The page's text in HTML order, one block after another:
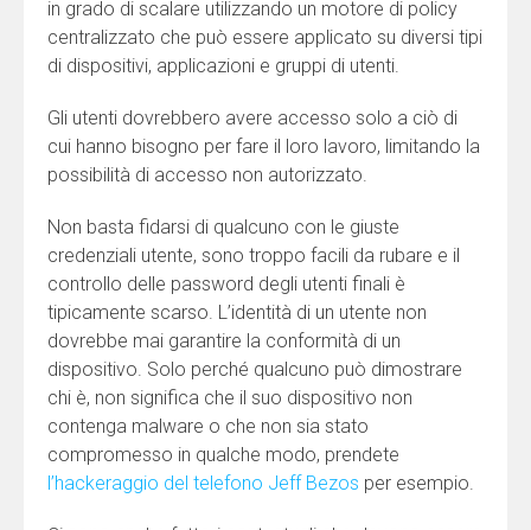
in grado di scalare utilizzando un motore di policy
centralizzato che può essere applicato su diversi tipi
di dispositivi, applicazioni e gruppi di utenti.
Gli utenti dovrebbero avere accesso solo a ciò di
cui hanno bisogno per fare il loro lavoro, limitando la
possibilità di accesso non autorizzato.
Non basta fidarsi di qualcuno con le giuste
credenziali utente, sono troppo facili da rubare e il
controllo delle password degli utenti finali è
tipicamente scarso. L’identità di un utente non
dovrebbe mai garantire la conformità di un
dispositivo. Solo perché qualcuno può dimostrare
chi è, non significa che il suo dispositivo non
contenga malware o che non sia stato
compromesso in qualche modo, prendete
l’hackeraggio del telefono Jeff Bezos per esempio.